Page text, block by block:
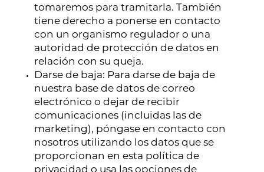
tomaremos para tramitarla. También
tiene derecho a ponerse en contacto
con un organismo regulador o una
autoridad de protección de datos en
relación con su queja.
Darse de baja: Para darse de baja de
nuestra base de datos de correo
electrónico o dejar de recibir
comunicaciones (incluidas las de
marketing), póngase en contacto con
nosotros utilizando los datos que se
proporcionan en esta política de
privacidad o usa las opciones de